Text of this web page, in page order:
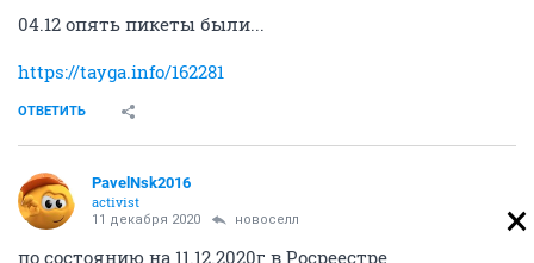
04.12 опять пикеты были...
https://tayga.info/162281
ОТВЕТИТЬ
PavelNsk2016
activist
11 декабря 2020 новоселл
по состоянию на 11.12.2020г в Росреестре